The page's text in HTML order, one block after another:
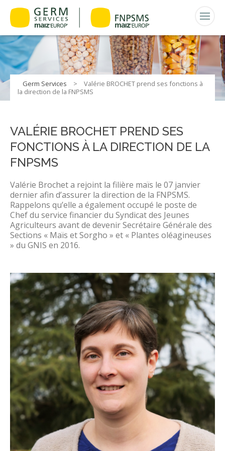
Germ Services >
Valérie BROCHET prend ses fonctions à
la direction de la FNPSMS
VALÉRIE BROCHET PREND SES
FONCTIONS À LA DIRECTION DE LA
FNPSMS
Valérie Brochet a rejoint la filière maïs le 07 janvier
dernier afin d’assurer la direction de la FNPSMS.
Rappelons qu’elle a également occupé le poste de
Chef du service financier du Syndicat des Jeunes
Agriculteurs avant de devenir Secrétaire Générale des
Sections « Maïs et Sorgho » et « Plantes oléagineuses
» du GNIS en 2016.